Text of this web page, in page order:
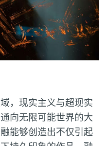
，现实主义与超现实
向无限可能世界的大
能够创造出不仅引起